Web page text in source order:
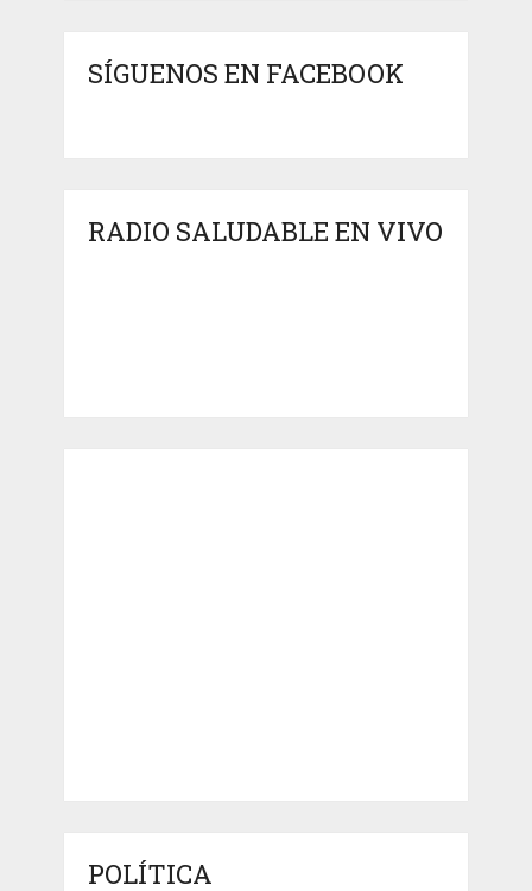
SÍGUENOS EN FACEBOOK
RADIO SALUDABLE EN VIVO
POLÍTICA